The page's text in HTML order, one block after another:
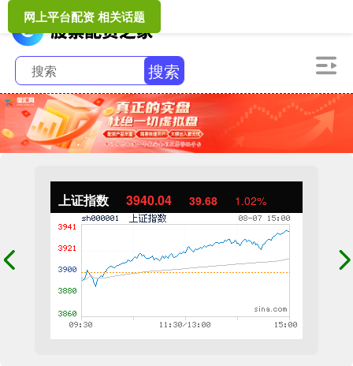
搜索
上证指数 3940.04 39.68 1.02%
网上平台配资 相关话题